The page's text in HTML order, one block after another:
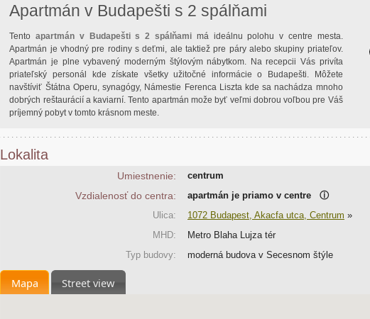
Apartmán v Budapešti s 2 spálňami
Tentoapartmán v Budapešti s 2 spálňami má ideálnu polohu v centre mesta.
Apartmán je vhodný pre rodiny s deťmi, ale taktiež pre páry alebo skupiny priateľov.
Apartmán je plne vybavený moderným štýlovým nábytkom. Na recepcii Vás privíta
priateľský personál kde získate všetky užitočné informácie o Budapešti. Môžete
navštíviť Štátna Operu, synagógy, Námestie Ferenca Liszta kde sa nachádza mnoho
dobrých reštaurácií a kaviarní. Tento apartmán može byť veľmi dobrou voľbou pre Váš
príjemný pobyt v tomto krásnom meste.
Lokalita
Umiestnenie: centrum
Vzdialenosť do centra: apartmán je priamo v centre ⓘ
Ulica:
1072 Budapest, Akacfa utca, Centrum »
MHD:
Metro Blaha Lujza tér
Typ budovy:
moderná budova v Secesnom štýle
Mapa Street view